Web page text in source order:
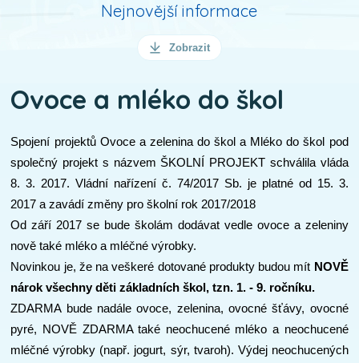
Nejnovější informace
Zobrazit
Ovoce a mléko do škol
Spojení projektů Ovoce a zelenina do škol a Mléko do škol pod
společný projekt s názvem ŠKOLNÍ PROJEKT schválila vláda
8. 3. 2017. Vládní nařízení č. 74/2017 Sb. je platné od 15. 3.
2017 a zavádí změny pro školní rok 2017/2018
Od září 2017 se bude školám dodávat vedle ovoce a zeleniny
nově také mléko a mléčné výrobky.
Novinkou je, že na veškeré dotované produkty budou mít NOVĚ
nárok všechny děti základních škol, tzn. 1. - 9. ročníku.
ZDARMA bude nadále ovoce, zelenina, ovocné šťávy, ovocné
pyré, NOVĚ ZDARMA také neochucené mléko a neochucené
mléčné výrobky (např. jogurt, sýr, tvaroh). Výdej neochucených